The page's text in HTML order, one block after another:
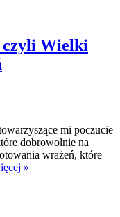
czyli Wielki
mi poczucie
dobrowolnie na
wrażeń, które
»